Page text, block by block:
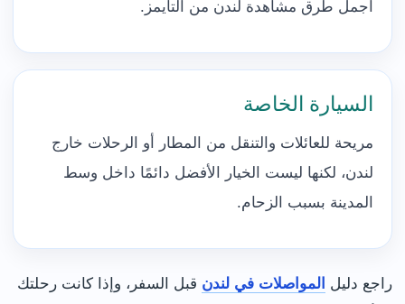
أجمل طرق مشاهدة لندن من التايمز.
السيارة الخاصة
مريحة للعائلات والتنقل من المطار أو الرحلات خارج
لندن، لكنها ليست الخيار الأفضل دائمًا داخل وسط
المدينة بسبب الزحام.
راجع دليل المواصلات في لندن قبل السفر، وإذا كانت رحلتك